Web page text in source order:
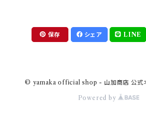
ちびまる子ちゃんandクレヨンしんちゃん
【山加商店×yaeko】migratory bird
HAPPY DINING(ハッピーダイニング)
保存 シェア LINE
© yamaka official shop - 山加商店 公式オ
Powered by